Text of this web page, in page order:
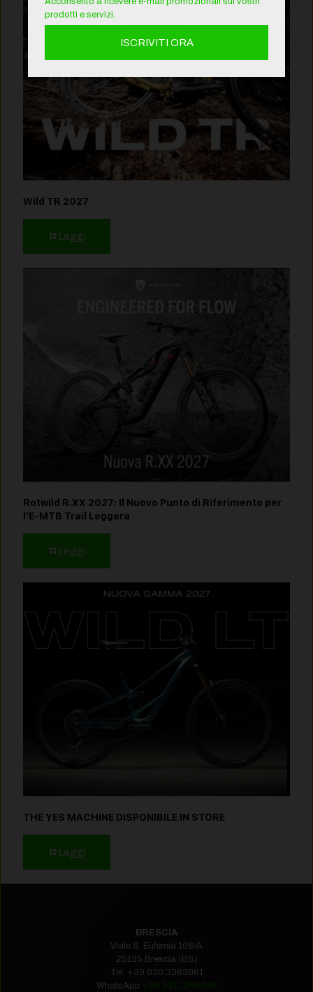
Wild TR 2027
Leggi
Rotwild R.XX 2027: Il Nuovo Punto di Riferimento per
l’E-MTB Trail Leggera
Leggi
THE YES MACHINE DISPONIBILE IN STORE
Leggi
BRESCIA
Viale S. Eufemia 108/A
25135 Brescia (BS)
Tel. +39.030.3363061
WhatsApp +39.331.1256045
prodotti e servizi.